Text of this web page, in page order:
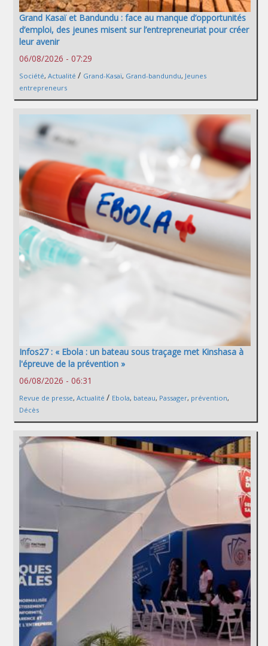
Grand Kasaï et Bandundu : face au manque d’opportunités
d’emploi, des jeunes misent sur l’entrepreneuriat pour créer
leur avenir
06/08/2026 - 07:29
Société, Actualité / Grand-Kasaï, Grand-bandundu, Jeunes
entrepreneurs
Infos27 : « Ebola : un bateau sous traçage met Kinshasa à
l'épreuve de la prévention »
06/08/2026 - 06:31
Revue de presse, Actualité / Ebola, bateau, Passager, prévention,
Décès